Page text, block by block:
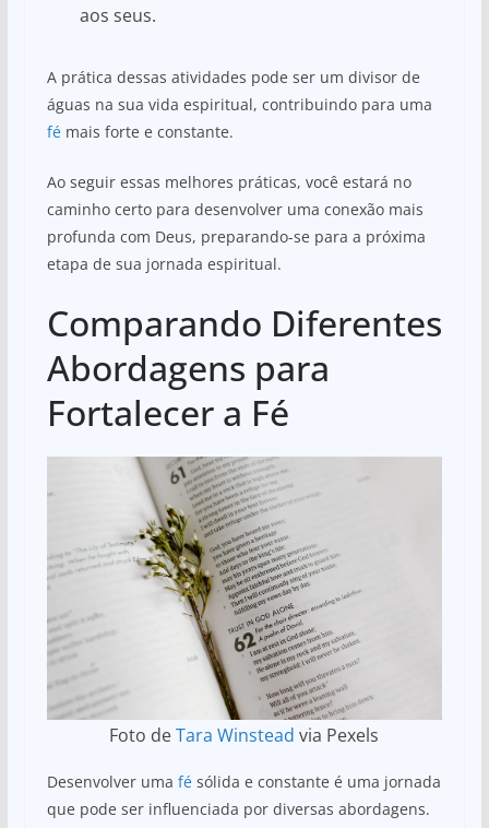
aos seus.
A prática dessas atividades pode ser um divisor de
águas na sua vida espiritual, contribuindo para uma
fémais forte e constante.
Ao seguir essas melhores práticas, você estará no
caminho certo para desenvolver uma conexão mais
profunda com Deus, preparando-se para a próxima
etapa de sua jornada espiritual.
Comparando Diferentes
Abordagens para
Fortalecer a Fé
Foto deTara Winstead via Pexels
Desenvolver uma fésólida e constante é uma jornada
que pode ser influenciada por diversas abordagens.